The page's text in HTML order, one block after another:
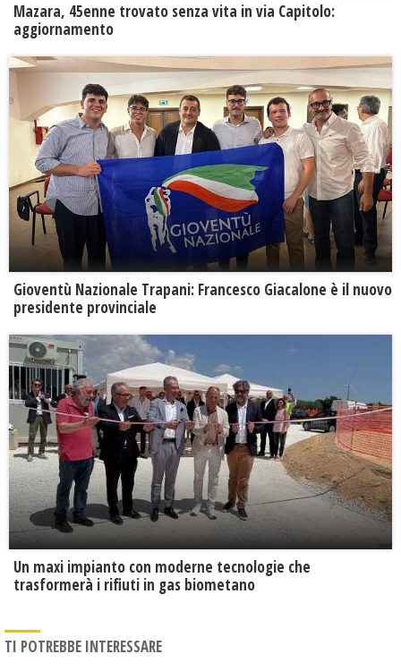
Mazara, 45enne trovato senza vita in via Capitolo:
aggiornamento
Gioventù Nazionale Trapani: Francesco Giacalone è il nuovo
presidente provinciale
Un maxi impianto con moderne tecnologie che
trasformerà i rifiuti in gas biometano
TI POTREBBE INTERESSARE